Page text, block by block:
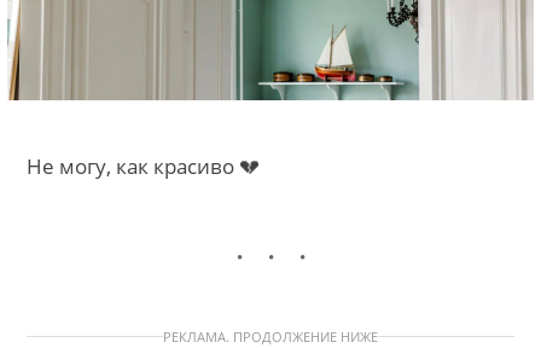
Не могу, как красиво 💔
РЕКЛАМА. ПРОДОЛЖЕНИЕ НИЖЕ